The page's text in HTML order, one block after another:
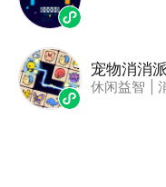
宠物消消
休闲益智